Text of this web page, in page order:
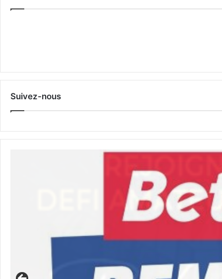
Suivez-nous